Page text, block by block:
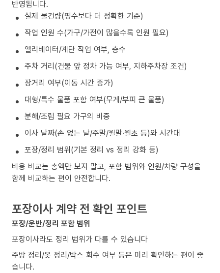
반영됩니다.
실제 물건량(평수보다 더 정확한 기준)
작업 인원 수(가구/가전이 많을수록 인원 필요)
엘리베이터/계단 작업 여부, 층수
주차 거리(건물 앞 정차 가능 여부, 지하주차장 조건)
장거리 여부(이동 시간 증가)
대형/특수 물품 포함 여부(무게/부피 큰 물품)
분해/조립 필요 가구의 비중
이사 날짜(손 없는 날/주말/월말·월초 등)와 시간대
포장/정리 범위(기본 정리 vs 정리 강화 등)
비용 비교는 총액만 보지 말고, 포함 범위와 인원/차량 구성을
함께 비교하는 편이 안전합니다.
포장이사 계약 전 확인 포인트
포장/운반/정리 포함 범위
포장이사라도 정리 범위가 다를 수 있습니다
주방 정리/옷 정리/박스 회수 여부 등은 미리 확인하는 편이 좋
습니다.